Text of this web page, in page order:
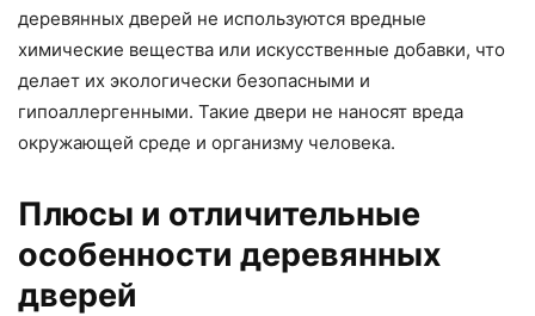
деревянных дверей не используются вредные
химические вещества или искусственные добавки, что
делает их экологически безопасными и
гипоаллергенными. Такие двери не наносят вреда
окружающей среде и организму человека.
Плюсы и отличительные
особенности деревянных
дверей